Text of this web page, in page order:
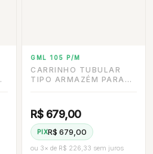
GML 105 P/M
CARRINHO TUBULAR
TIPO ARMAZÉM PARA
R$ 679,00
PIXR$ 679,00
ou 3× de R$ 226,33 sem juros